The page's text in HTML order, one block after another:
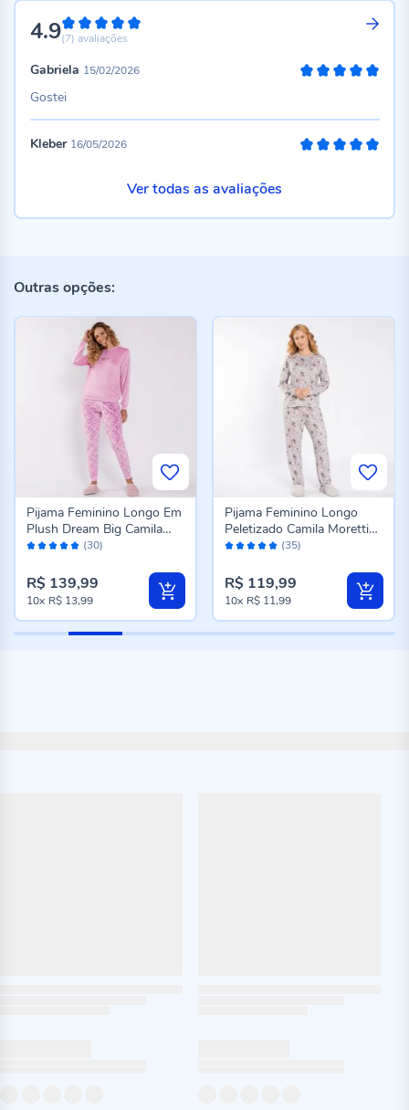
4.998%
(7) avaliações
Gabriela 15/02/2026
Gostei
Kleber 16/05/2026
Ver todas as avaliações
Outras opções:
Avaliação: (30)
Pijama Feminino Longo Em
Plush Dream Big Camila
Moretti Rose
R$ 139,99
10x R$ 13,99
Avaliação: (35)
Pijama Feminino Longo
Peletizado Camila Moretti
Cinza Fosco
R$ 119,99
10x R$ 11,99